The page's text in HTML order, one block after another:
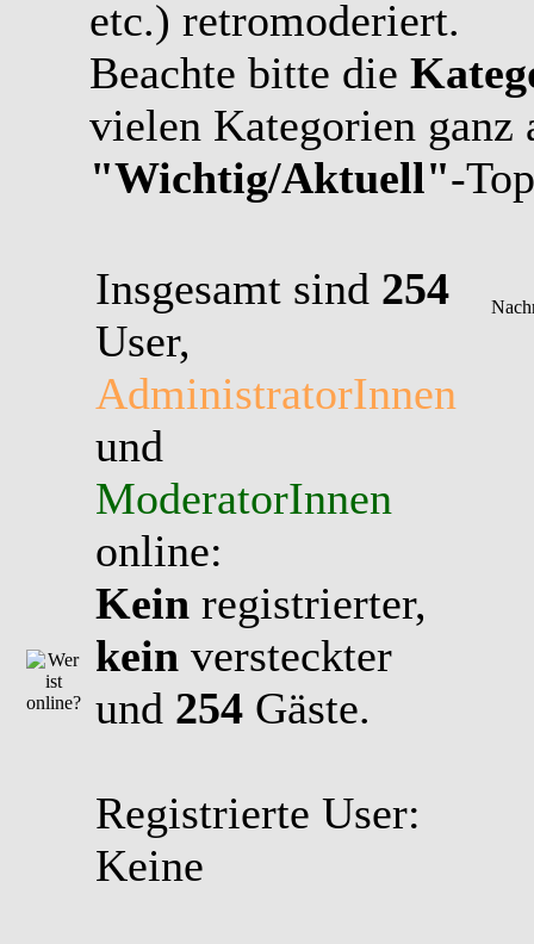
etc.) retromoderiert.
Beachte bitte die
vielen Kategorien ganz
"Wichtig/Aktuell"-
Insgesamt sind 254
User,
AdministratorInnen
und
ModeratorInnen
online:
Kein registrierter,
kein versteckter
und 254 Gäste.
Registrierte User:
Keine